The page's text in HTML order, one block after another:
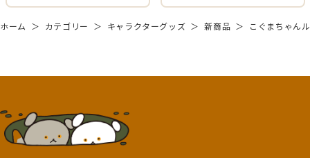
ホーム ＞ カテゴリー ＞ キャラクターグッズ ＞ 新商品 ＞ こぐまちゃん